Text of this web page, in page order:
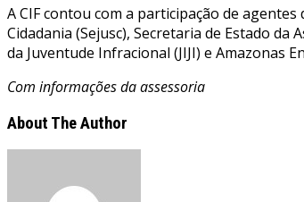
A CIF contou com a participação de
Cidadania (Sejusc), Secretaria de Estado da
da Juventude Infracional (JIJI) e Amazonas
Com informações da assessoria
About The Author